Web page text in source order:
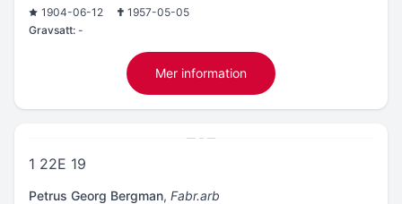
1904-06-12
1957-05-05
Gravsatt: -
Mer information
1 22E 19
Petrus Georg Bergman, Fabr.arb